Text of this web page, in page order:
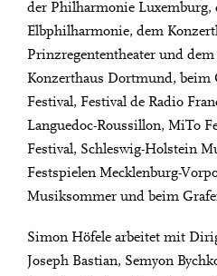
der Philharmonie Luxemburg,
Elbphilharmonie, dem
Prinzregententheater und
Konzerthaus Dortmund, beim
Festival, Festival de Radio
Languedoc-Roussillon, MiTo
Festival, Schleswig-Holstein
Festspielen Mecklenburg-
Musiksommer und beim
Simon Höfele arbeitet mit
Joseph Bastian, Semyon